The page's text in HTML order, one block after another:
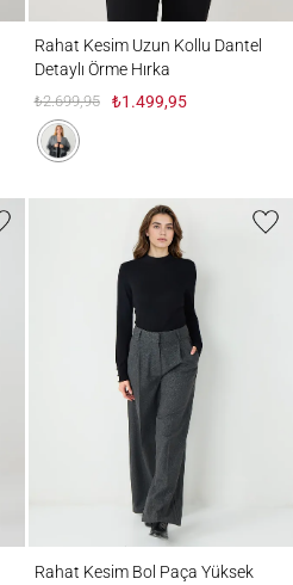
Rahat Kesim Uzun Kollu Dantel
Detaylı Örme Hırka
₺2.699,95 ₺1.499,95
Rahat Kesim Bol Paça Yüksek